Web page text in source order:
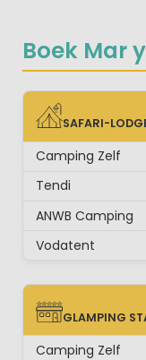
Boek Mar
SAFARI-
SAFARI-
Camping Zelf
Tendi
ANWB Camping
Vodatent
GLAMPING
GLAMPING
Camping Zelf